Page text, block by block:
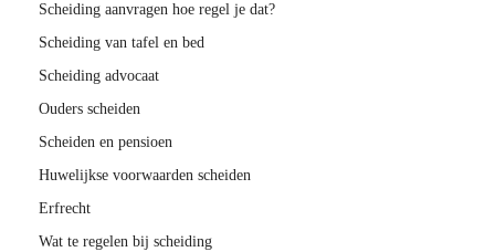
Scheiding aanvragen hoe regel je dat?
Scheiding van tafel en bed
Scheiding advocaat
Ouders scheiden
Scheiden en pensioen
Huwelijkse voorwaarden scheiden
Erfrecht
Wat te regelen bij scheiding